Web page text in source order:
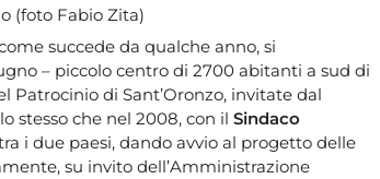
(foto Fabio Zita)
succede da qualche anno, si
­– piccolo centro di 2700 abitanti a sud di
Patrocinio di Sant’Oronzo, invitate dal
stesso che nel 2008, con il Sindaco
i due paesi, dando avvio al progetto delle
su invito dell’Amministrazione